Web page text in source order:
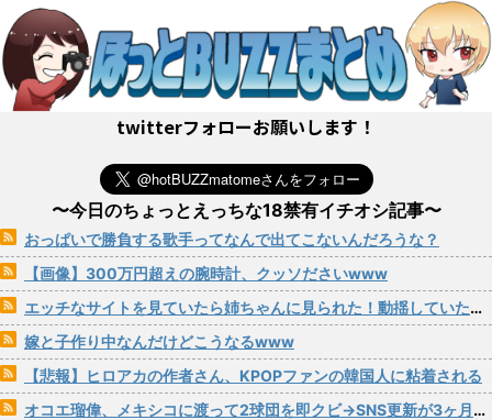
twitterフォローお願いします！
〜今日のちょっとえっちな18禁有イチオシ記事〜
おっぱいで勝負する歌手ってなんで出てこないんだろうな？
【画像】300万円超えの腕時計、クッソださいwww
エッチなサイトを見ていたら姉ちゃんに見られた！動揺していたら姉ちゃんからまさかの一言が…
嫁と子作り中なんだけどこうなるwww
【悲報】ヒロアカの作者さん、KPOPファンの韓国人に粘着される
オコエ瑠偉、メキシコに渡って2球団を即クビ→SNS更新が3ヶ月間止まって消息不明に